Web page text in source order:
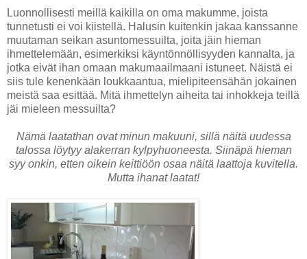
Luonnollisesti meillä kaikilla on oma makumme, joista
tunnetusti ei voi kiistellä. Halusin kuitenkin jakaa kanssanne
muutaman seikan asuntomessuilta, joita jäin hieman
ihmettelemään, esimerkiksi käyntönnöllisyyden kannalta, ja
jotka eivät ihan omaan makumaailmaani istuneet. Näistä ei
siis tule kenenkään loukkaantua, mielipiteensähän jokainen
meistä saa esittää. Mitä ihmettelyn aiheita tai inhokkeja teillä
jäi mieleen messuilta?
Nämä laatathan ovat minun makuuni, sillä näitä uudessa
talossa löytyy alakerran kylpyhuoneesta. Siinäpä hieman
syy onkin, etten oikein keittiöön osaa näitä laattoja kuvitella.
Mutta ihanat laatat!